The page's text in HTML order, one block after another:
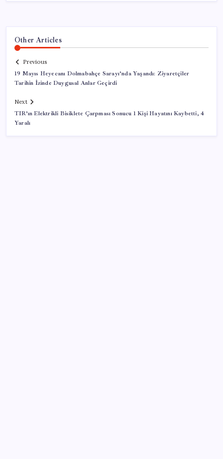
Other Articles
Previous
19 Mayıs Heyecanı Dolmabahçe Sarayı’nda Yaşandı: Ziyaretçiler
Tarihin İzinde Duygusal Anlar Geçirdi
Next
TIR’ın Elektrikli Bisiklete Çarpması Sonucu 1 Kişi Hayatını Kaybetti, 4
Yaralı